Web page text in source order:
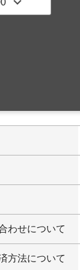
わせについて
方法について